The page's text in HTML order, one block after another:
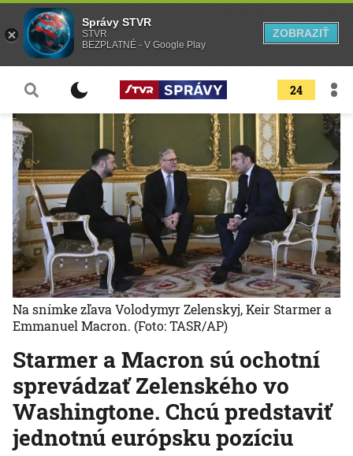
24
Starmer a Macron sú ochotní
sprevádzať Zelenského vo
Washingtone. Chcú predstaviť
jednotnú európsku pozíciu
Na snímke zľava Volodymyr Zelenskyj, Keir Starmer a
Emmanuel Macron. (Foto: TASR/AP)
Správy STVR
STVR
BEZPLATNÉ - V Google Play
ZOBRAZIŤ